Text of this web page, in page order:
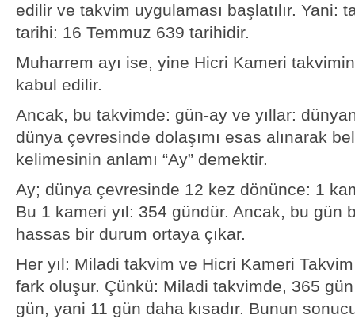
edilir ve takvim uygulaması başlatılır. Yani:
tarihi: 16 Temmuz 639 tarihidir.
Muharrem ayı ise, yine Hicri Kameri
kabul edilir.
Ancak, bu takvimde: gün-ay ve yıllar:
dünya çevresinde dolaşımı esas alınarak
kelimesinin anlamı “Ay” demektir.
Ay; dünya çevresinde 12 kez dönünce: 1
Bu 1 kameri yıl: 354 gündür. Ancak, bu gün
hassas bir durum ortaya çıkar.
Her yıl: Miladi takvim ve Hicri Kameri
fark oluşur. Çünkü: Miladi takvimde, 365
gün, yani 11 gün daha kısadır. Bunun